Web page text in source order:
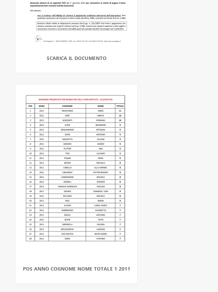
SCARICA IL DOCUMENTO
POS ANNO COGNOME NOME TOTALE 1 2011